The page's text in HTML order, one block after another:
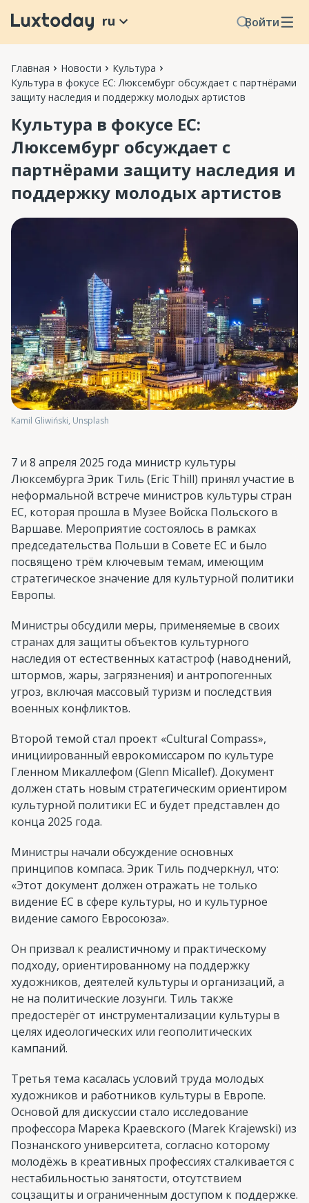
Войти
ru
Главная Новости
Культура
Культура в фокусе ЕС: Люксембург обсуждает с партнёрами
защиту наследия и поддержку молодых артистов
Культура в фокусе ЕС:
Люксембург обсуждает с
партнёрами защиту наследия и
поддержку молодых артистов
Kamil Gliwiński, Unsplash
7 и 8 апреля 2025 года министр культуры
Люксембурга Эрик Тиль (Eric Thill) принял участие в
неформальной встрече министров культуры стран
ЕС, которая прошла в Музее Войска Польского в
Варшаве. Мероприятие состоялось в рамках
председательства Польши в Совете ЕС и было
посвящено трём ключевым темам, имеющим
стратегическое значение для культурной политики
Европы.
Министры обсудили меры, применяемые в своих
странах для защиты объектов культурного
наследия от естественных катастроф (наводнений,
штормов, жары, загрязнения) и антропогенных
угроз, включая массовый туризм и последствия
военных конфликтов.
Второй темой стал проект «Cultural Compass»,
инициированный еврокомиссаром по культуре
Гленном Микаллефом (Glenn Micallef). Документ
должен стать новым стратегическим ориентиром
культурной политики ЕС и будет представлен до
конца 2025 года.
Министры начали обсуждение основных
принципов компаса. Эрик Тиль подчеркнул, что:
«Этот документ должен отражать не только
видение ЕС в сфере культуры, но и культурное
видение самого Евросоюза».
Он призвал к реалистичному и практическому
подходу, ориентированному на поддержку
художников, деятелей культуры и организаций, а
не на политические лозунги. Тиль также
предостерёг от инструментализации культуры в
целях идеологических или геополитических
кампаний.
Третья тема касалась условий труда молодых
художников и работников культуры в Европе.
Основой для дискуссии стало исследование
профессора Марека Краевского (Marek Krajewski) из
Познанского университета, согласно которому
молодёжь в креативных профессиях сталкивается с
нестабильностью занятости, отсутствием
соцзащиты и ограниченным доступом к поддержке.